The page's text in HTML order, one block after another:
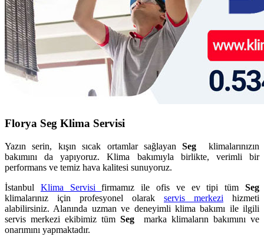
Florya Seg Klima Servisi
Yazın serin, kışın sıcak ortamlar sağlayanSeg klimalarınızın
bakımını da yapıyoruz. Klima bakımıyla birlikte, verimli bir
performans ve temiz hava kalitesi sunuyoruz.
İstanbul Klima Servisifirmamız ile ofis ve ev tipi tümSeg
klimalarınız için profesyonel olarak servis merkezi hizmeti
alabilirsiniz. Alanında uzman ve deneyimli klima bakımı ile ilgili
servis merkezi ekibimiz tüm Seg marka klimaların bakımını ve
onarımını yapmaktadır.